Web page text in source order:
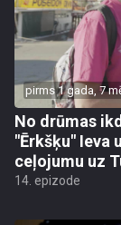
pirms 1 gada, 7
No drūmas
"Ērkšķu" Ieva
ceļojumu uz
14. epizode